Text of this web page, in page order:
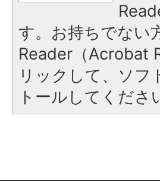
す。お持ちでない
Reader（Acrobat
リックして、ソ
トールしてくださ